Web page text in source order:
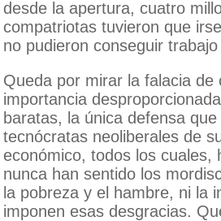
desde la apertura, cuatro
compatriotas tuvieron que
no pudieron conseguir
Queda por mirar la falacia de
importancia
baratas, la única defensa
tecnócratas neoliberales de
económico, todos los cuales,
nunca han sentido los
la pobreza y el hambre, ni la
imponen esas desgracias.